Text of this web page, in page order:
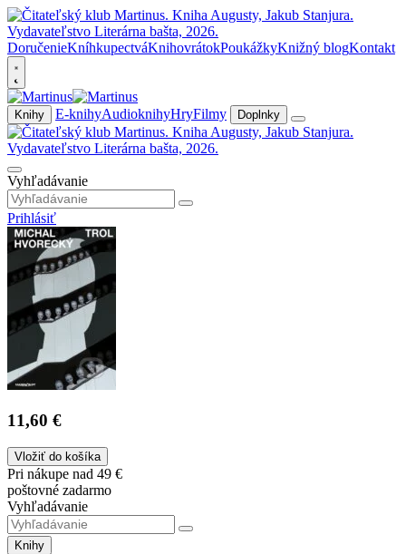
DoručenieKníhkupectváKnihovrátokPoukážkyKnižný blogKontakt
Knihy E-knihyAudioknihyHryFilmy Doplnky
Vyhľadávanie
Prihlásiť
11,60 €
Vložiť do košíka
Pri nákupe nad 49 €
poštovné zadarmo
Vyhľadávanie
Knihy